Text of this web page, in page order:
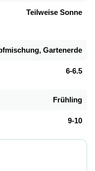
Teilweise Sonne
Gartenerde
6-6.5
Frühling
9-10